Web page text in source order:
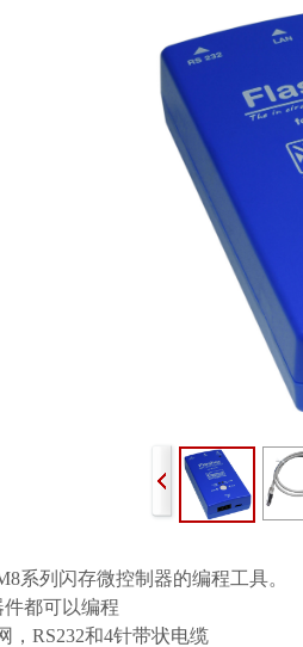
系列闪存微控制器的编程工具。
件都可以编程
，RS232和4针带状电缆